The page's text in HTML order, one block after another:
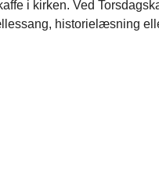
i kirken. Ved
historielæsning